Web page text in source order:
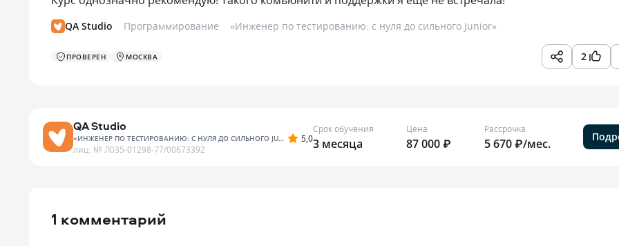
QA Studio Программирование «Инженер по тестированию: с нуля до сильного Junior»
ПРОВЕРЕН МОСКВА 2
QA Studio
«ИНЖЕНЕР ПО ТЕСТИРОВАНИЮ: С НУЛЯ ДО СИЛЬНОГО JUNIOR » 5,0
лиц. № Л035-01298-77/00673392
Срок обучения
3 месяца
Цена
87 000 ₽
Рассрочка
5 670 ₽/мес.
1 комментарий